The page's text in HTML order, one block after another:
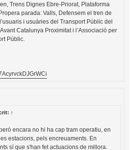
Trens Dignes Ebre-Priorat, Plataforma
parada: Valls, Defensem el tren de
i usuàries del Transport Públic del
Catalunya Proximitat i l’Associació per
Públic.
↑
encara no hi ha cap tram operatiu, en
estacions, pels encreuaments. En
sí que s'han fet actuacions de millora.